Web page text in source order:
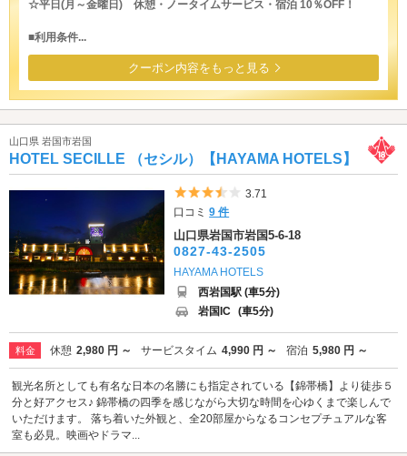
☆平日(月～金曜日) 休憩・ノータイムサービス・宿泊 10％OFF！
■利用条件...
クーポン内容をもっと見る
山口県 岩国市岩国
HOTEL SECILLE （セシル）【HAYAMA HOTELS】
5つ星のうち3.5
3.71
口コミ9 件
山口県岩国市岩国5-6-18
0827-43-2505
HAYAMA HOTELS
西岩国駅 (車5分)
岩国IC (車5分)
料金 休憩 2,980 円 ～ サービスタイム 4,990 円 ～ 宿泊 5,980 円 ～
観光名所としても有名な日本の名勝にも指定されている【錦帯橋】より徒歩５
分と好アクセス♪ 錦帯橋の四季を感じながら大切な時間を心ゆくまで楽しんで
いただけます。 落ち着いた外観と、全20部屋からなるコンセプチュアルな客
室も必見。映画やドラマ...